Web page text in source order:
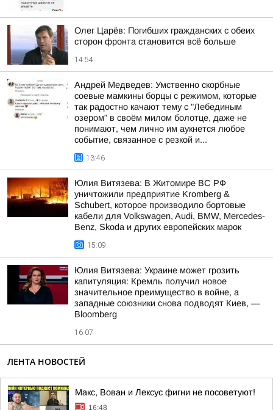
Олег Царёв: Погибших гражданских с обеих
сторон фронта становится всё больше
14:54
Андрей Медведев: Умственно скорбные
соевые мамкины борцы с режимом, которые
так радостно качают тему с "Лебединым
озером" в своём милом болотце, даже не
понимают, чем лично им аукнется любое
событие, связанное с резкой и...
13:46
Юлия Витязева: В Житомире ВС РФ
уничтожили предприятие Kromberg &
Schubert, которое производило бортовые
кабели для Volkswagen, Audi, BMW, Mercedes-
Benz, Skoda и других европейских марок
15:09
Юлия Витязева: Украине может грозить
капитуляция: Кремль получил новое
значительное преимущество в войне, а
западные союзники снова подводят Киев, —
Bloomberg
16:07
ЛЕНТА НОВОСТЕЙ
Макс, Вован и Лексус фигни не посоветуют!
16:48